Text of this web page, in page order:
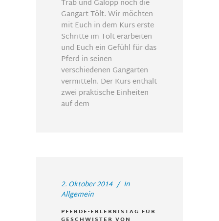
Trab und Galopp noch die
Gangart Tölt. Wir möchten
mit Euch in dem Kurs erste
Schritte im Tölt erarbeiten
und Euch ein Gefühl für das
Pferd in seinen
verschiedenen Gangarten
vermitteln. Der Kurs enthält
zwei praktische Einheiten
auf dem
2. Oktober 2014
In
Allgemein
PFERDE-ERLEBNISTAG FÜR